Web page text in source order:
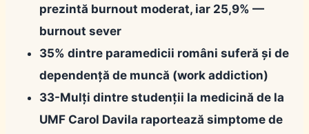
prezintă burnout moderat, iar 25,9% —
burnout sever
35% dintre paramedicii români suferă și de
dependență de muncă (work addiction)
33-Mulți dintre studenții la medicină de la
UMF Carol Davila raportează simptome de